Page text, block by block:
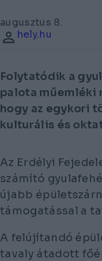
augusztus 8.
hely.hu
Folytatódik a
palota műemléki
hogy az egykori
kulturális és
Az Erdélyi
számító
újabb
támogatással a
A felújítandó
tavaly átadott